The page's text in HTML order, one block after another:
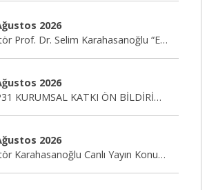
2026
Rektör Prof. Dr. Selim Karahasanoğlu “Eğitim Editörü” Programına Canlı Yayın Konuğu Oluyor
2026
COP31 KURUMSAL KATKI ÖN BİLDİRİM ÇAĞRISI
2026
Rektör Karahasanoğlu Canlı Yayın Konuğu